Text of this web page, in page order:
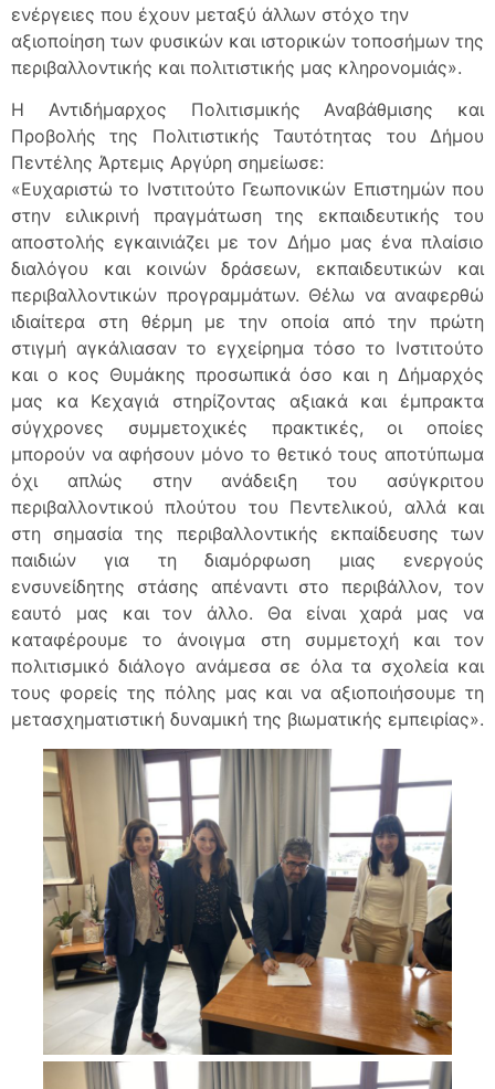
ενέργειες που έχουν μεταξύ άλλων στόχο την
αξιοποίηση των φυσικών και ιστορικών τοποσήμων της
περιβαλλοντικής και πολιτιστικής μας κληρονομιάς».
Η Αντιδήμαρχος Πολιτισμικής Αναβάθμισης και
Προβολής της Πολιτιστικής Ταυτότητας του Δήμου
Πεντέλης Άρτεμις Αργύρη σημείωσε:
«Ευχαριστώ το Ινστιτούτο Γεωπονικών Επιστημών που
στην ειλικρινή πραγμάτωση της εκπαιδευτικής του
αποστολής εγκαινιάζει με τον Δήμο μας ένα πλαίσιο
διαλόγου και κοινών δράσεων, εκπαιδευτικών και
περιβαλλοντικών προγραμμάτων. Θέλω να αναφερθώ
ιδιαίτερα στη θέρμη με την οποία από την πρώτη
στιγμή αγκάλιασαν το εγχείρημα τόσο το Ινστιτούτο
και ο κος Θυμάκης προσωπικά όσο και η Δήμαρχός
μας κα Κεχαγιά στηρίζοντας αξιακά και έμπρακτα
σύγχρονες συμμετοχικές πρακτικές, οι οποίες
μπορούν να αφήσουν μόνο το θετικό τους αποτύπωμα
όχι απλώς στην ανάδειξη του ασύγκριτου
περιβαλλοντικού πλούτου του Πεντελικού, αλλά και
στη σημασία της περιβαλλοντικής εκπαίδευσης των
παιδιών για τη διαμόρφωση μιας ενεργούς
ενσυνείδητης στάσης απέναντι στο περιβάλλον, τον
εαυτό μας και τον άλλο. Θα είναι χαρά μας να
καταφέρουμε το άνοιγμα στη συμμετοχή και τον
πολιτισμικό διάλογο ανάμεσα σε όλα τα σχολεία και
τους φορείς της πόλης μας και να αξιοποιήσουμε τη
μετασχηματιστική δυναμική της βιωματικής εμπειρίας».